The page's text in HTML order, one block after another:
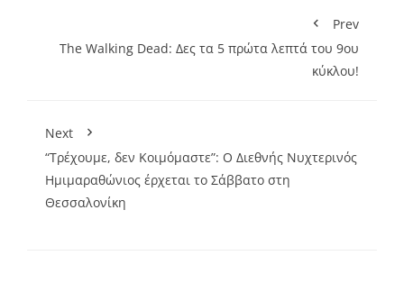
Prev
The Walking Dead: Δες τα 5 πρώτα λεπτά του 9ου
κύκλου!
Next
“Τρέχουμε, δεν Κοιμόμαστε”: Ο Διεθνής Νυχτερινός
Ημιμαραθώνιος έρχεται το Σάββατο στη
Θεσσαλονίκη